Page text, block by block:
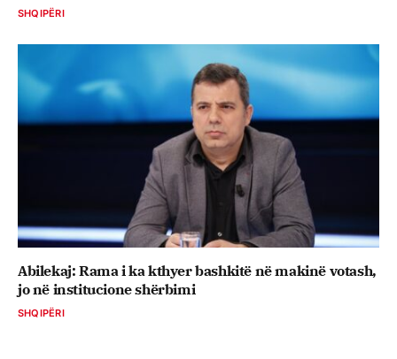
SHQIPËRI
Abilekaj: Rama i ka kthyer bashkitë në makinë votash,
jo në institucione shërbimi
SHQIPËRI